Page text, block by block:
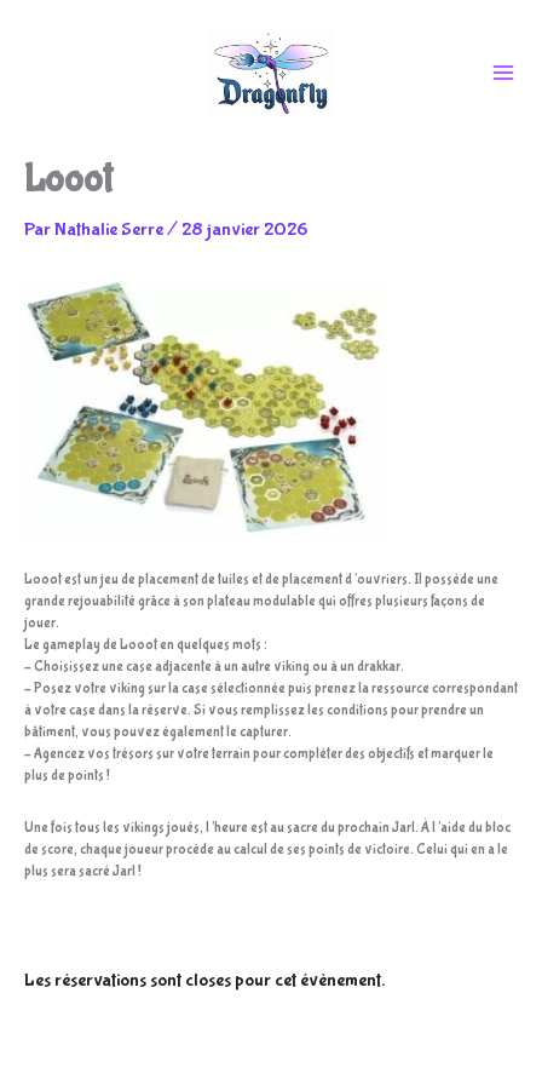
contenu
Looot
ParNathalie Serre/ 28 janvier 2026
Loootest un jeu de placement de tuiles et de placement d’ouvriers. Il possède une
grande rejouabilité grâce à son plateau modulable qui offres plusieurs façons de
jouer.
Le gameplay de Loooten quelques mots :
– Choisissez une case adjacente à un autre viking ou à un drakkar.
– Posez votre viking sur la case sélectionnée puis prenez la ressource correspondant
à votre case dans la réserve. Si vous remplissez les conditions pour prendre un
bâtiment, vous pouvez également le capturer.
– Agencez vos trésors sur votre terrain pour compléter des objectifs et marquer le
plus de points !
Une fois tous les vikings joués, l’heure est au sacre du prochain Jarl. À l’aide du bloc
de score, chaque joueur procède au calcul de ses points de victoire. Celui qui en a le
plus sera sacré Jarl !
Les réservations sont closes pour cet évènement.